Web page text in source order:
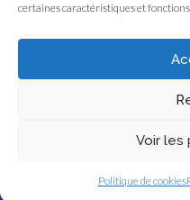
certaines caractéristiques et
Voir les
Politique de cookies
Swimming Luxembourg asbl -
-
Swimming Luxembourg -